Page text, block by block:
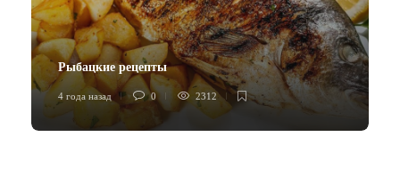
Рыбацкие рецепты
4 года назад 0 2312